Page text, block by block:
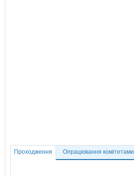
Проходження Опрацювання комітетами